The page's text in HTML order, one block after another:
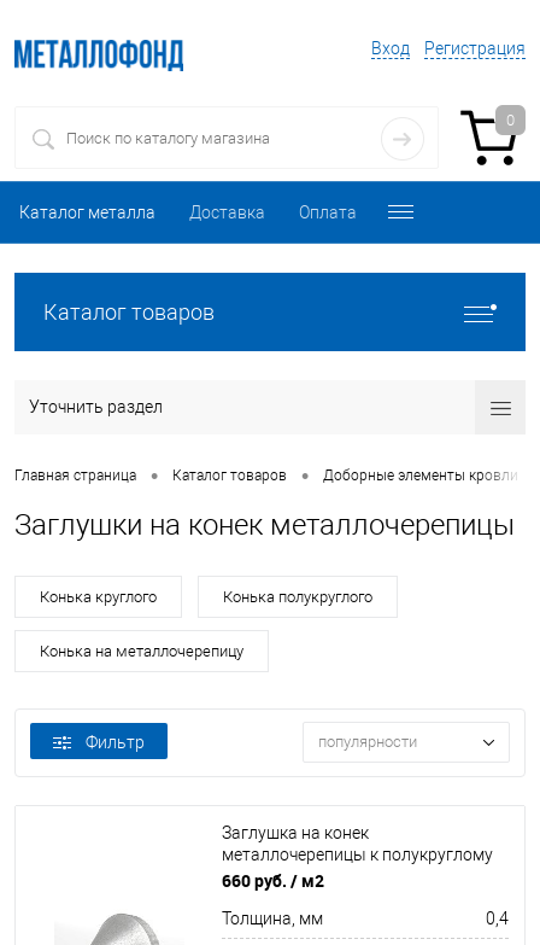
Вход Регистрация
0
Каталог металла Доставка Оплата
Каталог товаров
Уточнить раздел
Главная страница • Каталог товаров • Доборные элементы кровли
Заглушки на конек металлочерепицы
Конька круглого Конька полукруглого
Конька на металлочерепицу
Фильтр популярности
Заглушка на конек
металлочерепицы к полукруглому
коньку конусная для кровли
660 руб. / м2
Толщина, мм 0,4